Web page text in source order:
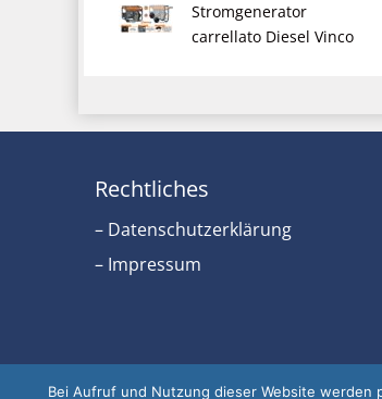
Stromgenerator
carrellato Diesel Vinco
Rechtliches
– Datenschutzerklärung
– Impressum
Bei Aufruf und Nutzung dieser Website werden